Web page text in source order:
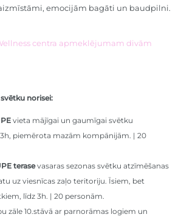
emocijām bagāti un baudpilni.
centra apmeklējumam divām
norisei:
vieta mājīgai un gaumīgai svētku
piemērota mazām kompānijām. | 20
terasevasaras sezonas svētku atzīmēšanas
uz viesnīcas zaļo teritoriju. Īsiem, bet
līdz 3h. | 20 personām.
zāle 10.stāvā ar parnorāmas logiem un